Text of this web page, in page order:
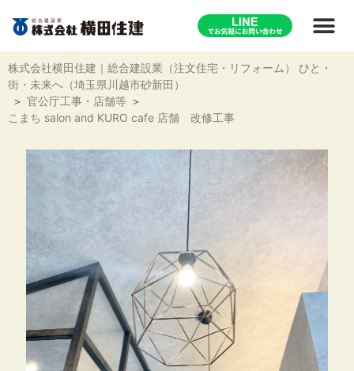
株式会社横田住建｜総合建設業（注文住宅・リフォーム） ひと・
街・未来へ（埼玉県川越市砂新田）
官公庁工事・店舗等
こまち salon and KURO cafe 店舗 改修工事